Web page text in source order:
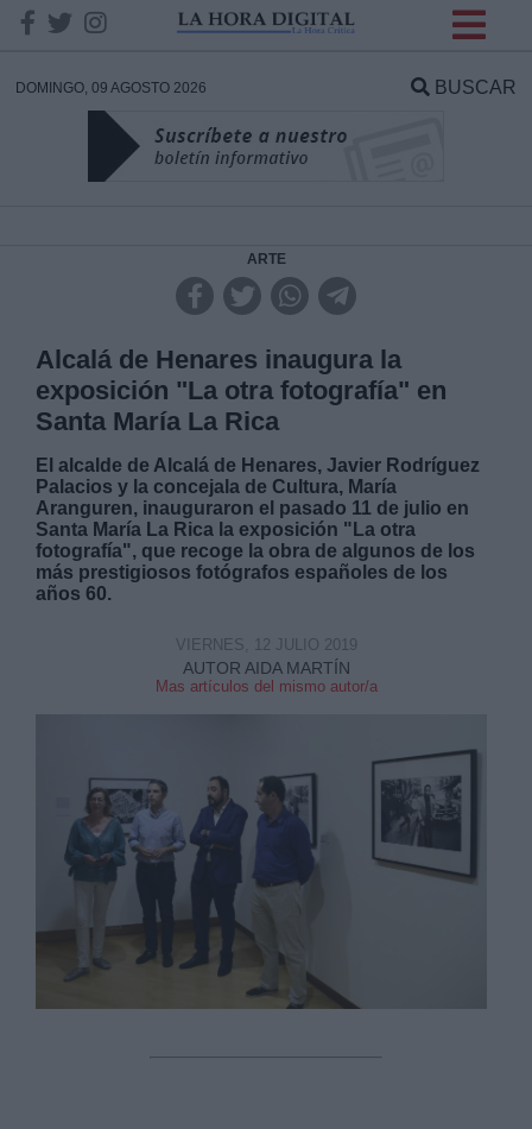
DOMINGO, 09 AGOSTO 2026 BUSCAR
ARTE
Alcalá de Henares inaugura la
exposición "La otra fotografía" en
Santa María La Rica
El alcalde de Alcalá de Henares, Javier Rodríguez
Palacios y la concejala de Cultura, María
Aranguren, inauguraron el pasado 11 de julio en
Santa María La Rica la exposición "La otra
fotografía", que recoge la obra de algunos de los
más prestigiosos fotógrafos españoles de los
años 60.
AUTOR AIDA MARTÍN
Mas artículos del mismo autor/a
VIERNES, 12 JULIO 2019
DATOS
Responsable:
Legitimación:
Destinatarios:
Información adicional
link